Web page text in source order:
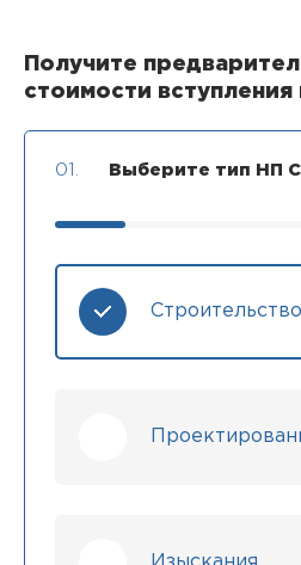
Получите
стоимости вступления
01. Выберите тип НП
Строительство